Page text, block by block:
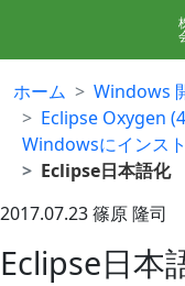
ホーム Windows
Eclipse Oxygen
Windowsにインス
Eclipse日本語化
2017.07.23篠原 隆司
Eclipse日本